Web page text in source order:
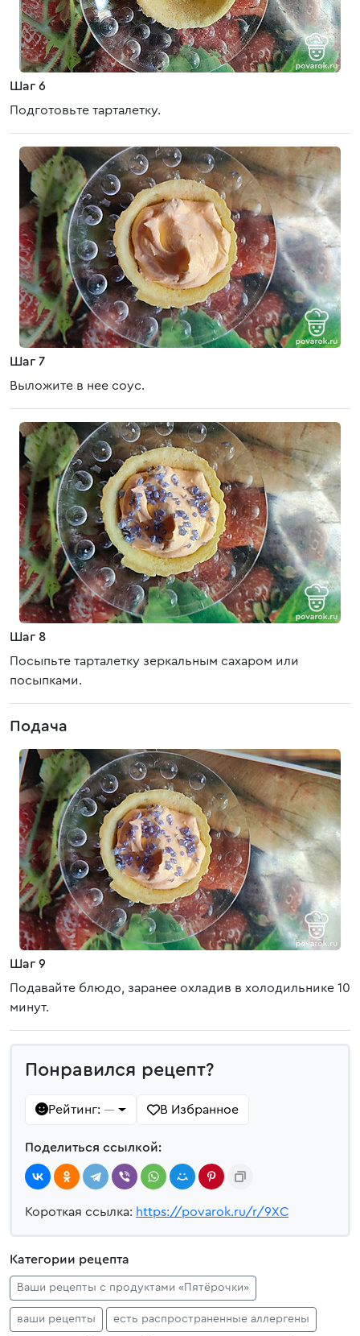
Шаг 6
Подготовьте тарталетку.
Шаг 7
Выложите в нее соус.
Шаг 8
Посыпьте тарталетку зеркальным сахаром или
посыпками.
Подача
Шаг 9
Подавайте блюдо, заранее охладив в холодильнике 10
минут.
Понравился рецепт?
Рейтинг: — В Избранное
Поделиться ссылкой:
Короткая ссылка: https://povarok.ru/r/9XC
Категории рецепта
Ваши рецепты с продуктами «Пятёрочки»
ваши рецепты есть распространенные аллергены